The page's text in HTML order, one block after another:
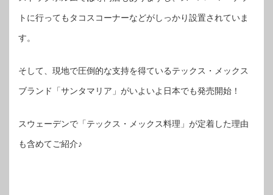
トに行ってもタコスコーナーなどがしっかり設置されていま
す。
そして、現地で圧倒的な支持を得ているテックス・メックス
ブランド「サンタマリア」がいよいよ日本でも発売開始！
スウェーデンで「テックス・メックス料理」が定着した理由
も含めてご紹介♪